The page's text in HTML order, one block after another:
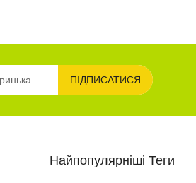
ПІДПИСАТИСЯ
Найпопулярніші Теги